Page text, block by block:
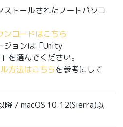
ストールされたノートパソコ
ンロードはこちら
ジョンは「Unity
を選んでください。
方法はこちらを参考にして
降 / macOS 10.12(Sierra)以